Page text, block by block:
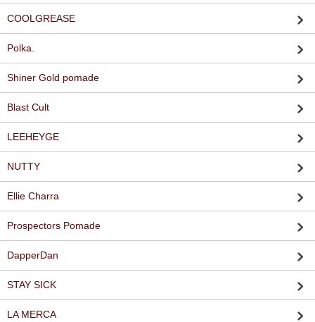
COOLGREASE
Polka.
Shiner Gold pomade
Blast Cult
LEEHEYGE
NUTTY
Ellie Charra
Prospectors Pomade
DapperDan
STAY SICK
LA MERCA